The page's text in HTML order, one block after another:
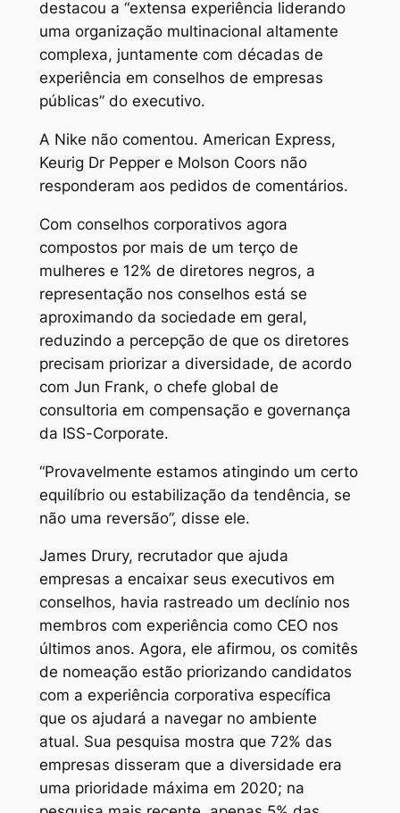
destacou a “extensa experiência liderando
uma organização multinacional altamente
complexa, juntamente com décadas de
experiência em conselhos de empresas
públicas” do executivo.
A Nike não comentou. American Express,
Keurig Dr Pepper e Molson Coors não
responderam aos pedidos de comentários.
Com conselhos corporativos agora
compostos por mais de um terço de
mulheres e 12% de diretores negros, a
representação nos conselhos está se
aproximando da sociedade em geral,
reduzindo a percepção de que os diretores
precisam priorizar a diversidade, de acordo
com Jun Frank, o chefe global de
consultoria em compensação e governança
da ISS-Corporate.
“Provavelmente estamos atingindo um certo
equilíbrio ou estabilização da tendência, se
não uma reversão”, disse ele.
James Drury, recrutador que ajuda
empresas a encaixar seus executivos em
conselhos, havia rastreado um declínio nos
membros com experiência como CEO nos
últimos anos. Agora, ele afirmou, os comitês
de nomeação estão priorizando candidatos
com a experiência corporativa específica
que os ajudará a navegar no ambiente
atual. Sua pesquisa mostra que 72% das
empresas disseram que a diversidade era
uma prioridade máxima em 2020; na